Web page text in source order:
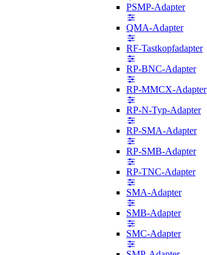
PSMP-Adapter
QMA-Adapter
RF-Tastkopfadapter
RP-BNC-Adapter
RP-MMCX-Adapter
RP-N-Typ-Adapter
RP-SMA-Adapter
RP-SMB-Adapter
RP-TNC-Adapter
SMA-Adapter
SMB-Adapter
SMC-Adapter